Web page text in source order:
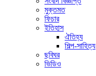
মুক্তমত
ফিচার
ইতিহাস
ঐতিহ্য
শিল্প-সাহিত্য
ছবিঘর
ভিডিও